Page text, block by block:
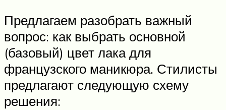
Предлагаем разобрать важный
вопрос: как выбрать основной
(базовый) цвет лака для
французского маникюра. Стилисты
предлагают следующую схему
решения: